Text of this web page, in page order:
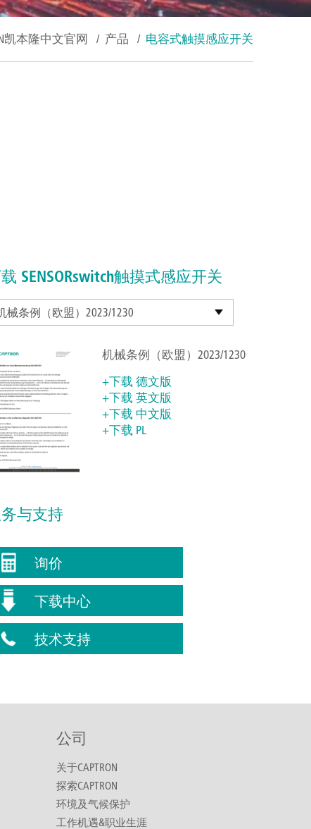
凯本隆中文官网 / 产品 / 电容式触摸感应开关
SENSORswitch触摸式感应开关
械条例（欧盟）2023/1230
机械条例（欧盟）2023/1230
+下载 德文版
+下载 英文版
+下载 中文版
+下载 PL
与支持
询价
下载中心
技术支持
公司
关于CAPTRON
探索CAPTRON
环境及气候保护
工作机遇&职业生涯